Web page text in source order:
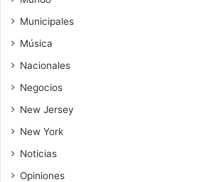
Municipales
Música
Nacionales
Negocios
New Jersey
New York
Noticias
Opiniones